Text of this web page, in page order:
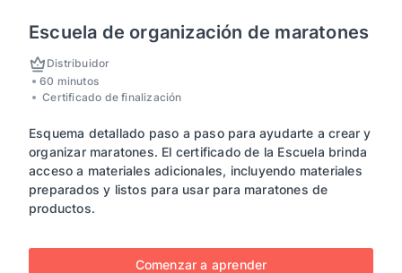
Escuela de organización de maratones
Distribuidor
60 minutos
Certificado de finalización
Esquema detallado paso a paso para ayudarte a crear y
organizar maratones. El certificado de la Escuela brinda
acceso a materiales adicionales, incluyendo materiales
preparados y listos para usar para maratones de
productos.
Comenzar a aprender